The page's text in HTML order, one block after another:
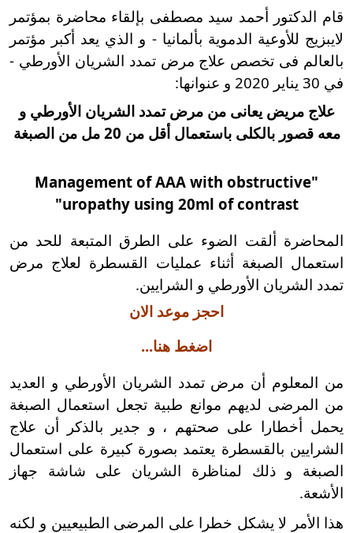
قام الدكتور أحمد سيد مصطفى بإلقاء محاضرة بمؤتمر
لايبزيج للأوعية الدموية بألمانيا - و الذي يعد أكبر مؤتمر
بالعالم فى تخصص علاج مرض تمدد الشريان الأورطي -
في 30 يناير 2020 و عنوانها:
علاج مريض يعانى من مرض تمدد الشريان الأورطي و
معه قصور بالكلى باستعمال أقل من 20 مل من الصبغة
"Management of AAA with obstructive
uropathy using 20ml of contrast"
المحاضرة ألقت الضوء على الطرق المتبعة للحد من
استعمال الصبغة أثناء عمليات القسطرة لعلاج مرض
تمدد الشريان الأورطي و الشرايين.
احجز موعد الان
اضغط هنا...
من المعلوم أن مرض تمدد الشريان الأورطي و العديد
من المرضى لديهم موانع طبية تجعل استعمال الصبغة
يحمل أخطارا على صحتهم ، و جدير بالذكر أن علاج
الشرايين بالقسطرة يعتمد بصورة كبيرة على استعمال
الصبغة و ذلك لمناظرة الشريان على شاشة جهاز
الأشعة.
هذا الأمر لا يشكل خطرا على المرضى الطبيعيين و لكنه